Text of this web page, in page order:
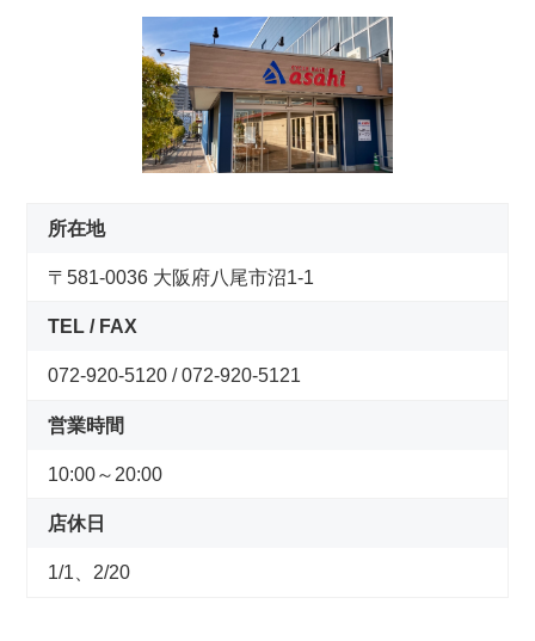
メンテナンス・カスタム講座
自転車・パーツの使い方・選び方
ぶろぐ・で・あさひ
オリジナルブランド一覧
所在地
〒581-0036 大阪府八尾市沼1-1
TEL / FAX
072-920-5120 / 072-920-5121
営業時間
10:00～20:00
店休日
1/1、2/20